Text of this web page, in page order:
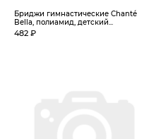
Бриджи гимнастические Chanté
Bella, полиамид, детский...
482 ₽